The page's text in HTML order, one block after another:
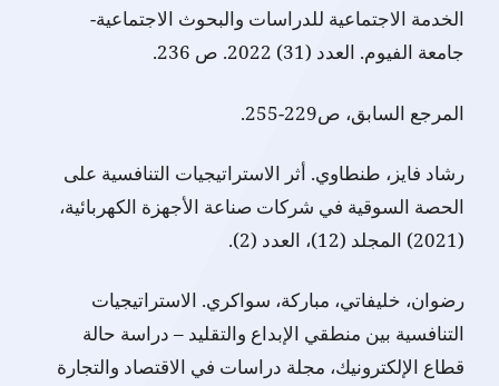
الخدمة الاجتماعية للدراسات والبحوث الاجتماعية-
جامعة الفيوم. العدد (31) 2022. ص 236.
المرجع السابق، ص229-255.
رشاد فايز، طنطاوي. أثر الاستراتيجيات التنافسية على
الحصة السوقية في شركات صناعة الأجهزة الكهربائية،
(2021) المجلد (12)، العدد (2).
رضوان، خليفاتي، مباركة، سواكري. الاستراتيجيات
التنافسية بين منطقي الإبداع والتقليد – دراسة حالة
قطاع الإلكترونيك، مجلة دراسات في الاقتصاد والتجارة